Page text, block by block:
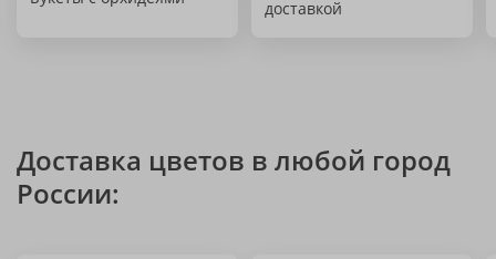
доставкой
Доставка цветов в любой город
России: